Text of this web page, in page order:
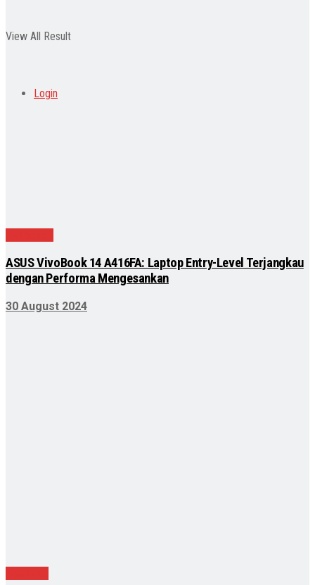
View All Result
Login
ASUS VivoBook 14 A416FA: Laptop Entry-Level Terjangkau
dengan Performa Mengesankan
30 August 2024